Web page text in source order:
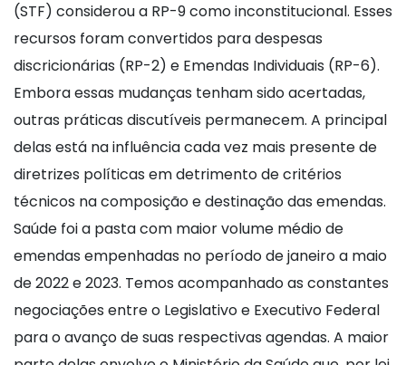
(STF) considerou a RP-9 como inconstitucional. Esses
recursos foram convertidos para despesas
discricionárias (RP-2) e Emendas Individuais (RP-6).
Embora essas mudanças tenham sido acertadas,
outras práticas discutíveis permanecem. A principal
delas está na influência cada vez mais presente de
diretrizes políticas em detrimento de critérios
técnicos na composição e destinação das emendas.
Saúde foi a pasta com maior volume médio de
emendas empenhadas no período de janeiro a maio
de 2022 e 2023. Temos acompanhado as constantes
negociações entre o Legislativo e Executivo Federal
para o avanço de suas respectivas agendas. A maior